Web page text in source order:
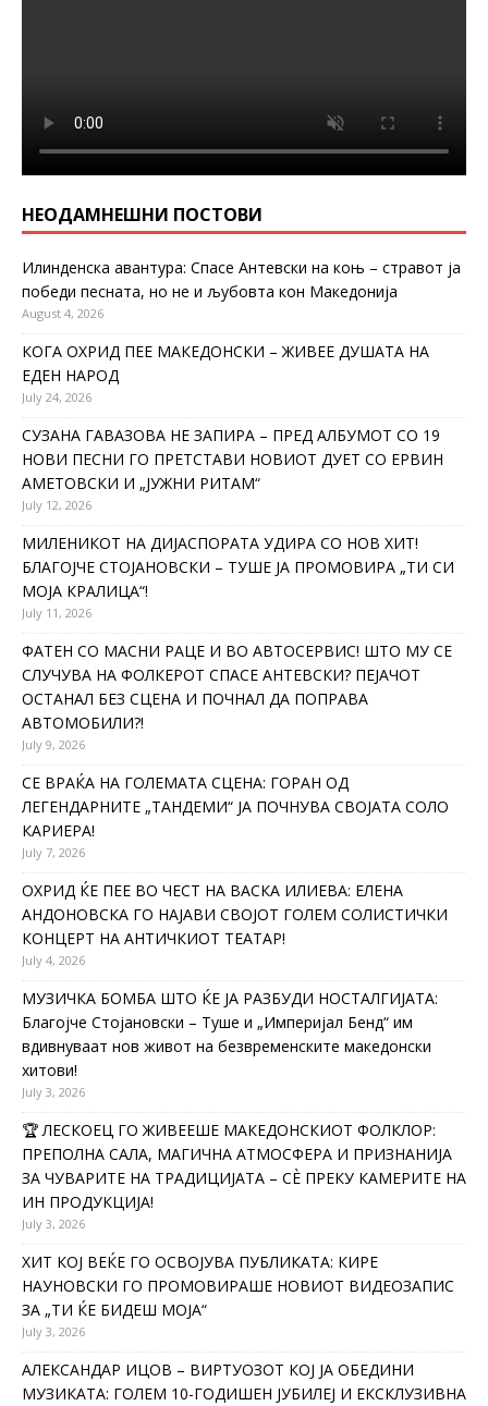
НЕОДАМНЕШНИ ПОСТОВИ
Илинденска авантура: Спасе Антевски на коњ – стравот ја
победи песната, но не и љубовта кон Македонија
August 4, 2026
КОГА ОХРИД ПЕЕ МАКЕДОНСКИ – ЖИВЕЕ ДУШАТА НА
ЕДЕН НАРОД
July 24, 2026
СУЗАНА ГАВАЗОВА НЕ ЗАПИРА – ПРЕД АЛБУМОТ СО 19
НОВИ ПЕСНИ ГО ПРЕТСТАВИ НОВИОТ ДУЕТ СО ЕРВИН
АМЕТОВСКИ И „ЈУЖНИ РИТАМ“
July 12, 2026
МИЛЕНИКОТ НА ДИЈАСПОРАТА УДИРА СО НОВ ХИТ!
БЛАГОЈЧЕ СТОЈАНОВСКИ – ТУШЕ ЈА ПРОМОВИРА „ТИ СИ
МОЈА КРАЛИЦА“!
July 11, 2026
ФАТЕН СО МАСНИ РАЦЕ И ВО АВТОСЕРВИС! ШТО МУ СЕ
СЛУЧУВА НА ФОЛКЕРОТ СПАСЕ АНТЕВСКИ? ПЕЈАЧОТ
ОСТАНАЛ БЕЗ СЦЕНА И ПОЧНАЛ ДА ПОПРАВА
АВТОМОБИЛИ?!
July 9, 2026
СЕ ВРАЌА НА ГОЛЕМАТА СЦЕНА: ГОРАН ОД
ЛЕГЕНДАРНИТЕ „ТАНДЕМИ“ ЈА ПОЧНУВА СВОЈАТА СОЛО
КАРИЕРА!
July 7, 2026
ОХРИД ЌЕ ПЕЕ ВО ЧЕСТ НА ВАСКА ИЛИЕВА: ЕЛЕНА
АНДОНОВСКА ГО НАЈАВИ СВОЈОТ ГОЛЕМ СОЛИСТИЧКИ
КОНЦЕРТ НА АНТИЧКИОТ ТЕАТАР!
July 4, 2026
МУЗИЧКА БОМБА ШТО ЌЕ ЈА РАЗБУДИ НОСТАЛГИЈАТА:
Благојче Стојановски – Туше и „Империјал Бенд“ им
вдивнуваат нов живот на безвременските македонски
хитови!
July 3, 2026
🏆 ЛЕСКОЕЦ ГО ЖИВЕЕШЕ МАКЕДОНСКИОТ ФОЛКЛОР:
ПРЕПОЛНА САЛА, МАГИЧНА АТМОСФЕРА И ПРИЗНАНИЈА
ЗА ЧУВАРИТЕ НА ТРАДИЦИЈАТА – СÈ ПРЕКУ КАМЕРИТЕ НА
ИН ПРОДУКЦИЈА!
July 3, 2026
ХИТ КОЈ ВЕЌЕ ГО ОСВОЈУВА ПУБЛИКАТА: КИРЕ
НАУНОВСКИ ГО ПРОМОВИРАШЕ НОВИОТ ВИДЕОЗАПИС
ЗА „ТИ ЌЕ БИДЕШ МОЈА“
July 3, 2026
АЛЕКСАНДАР ИЦОВ – ВИРТУОЗОТ КОЈ ЈА ОБЕДИНИ
МУЗИКАТА: ГОЛЕМ 10-ГОДИШЕН ЈУБИЛЕЈ И ЕКСКЛУЗИВНА